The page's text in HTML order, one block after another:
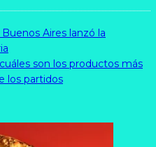
Aires lanzó la
son los productos más
los partidos